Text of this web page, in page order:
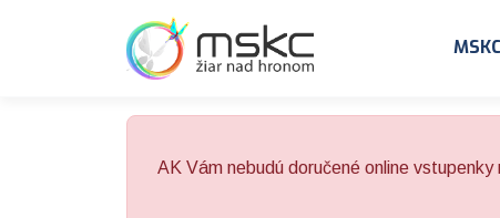
MSKC
AK Vám nebudú doručené online